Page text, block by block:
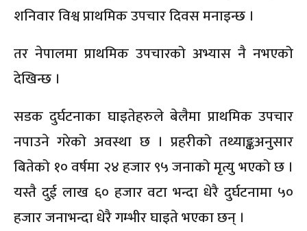
शनिवार विश्व प्राथमिक उपचार दिवस मनाइन्छ ।
तर नेपालमा प्राथमिक उपचारको अभ्यास नै नभएको
देखिन्छ ।
सडक दुर्घटनाका घाइतेहरुले बेलैमा प्राथमिक उपचार
नपाउने गरेको अवस्था छ । प्रहरीको तथ्याङ्कअनुसार
बितेको १० वर्षमा २४ हजार ९५ जनाको मृत्यु भएको छ ।
यस्तै दुई लाख ६० हजार वटा भन्दा धेरै दुर्घटनामा ५०
हजार जनाभन्दा धेरै गम्भीर घाइते भएका छन् ।